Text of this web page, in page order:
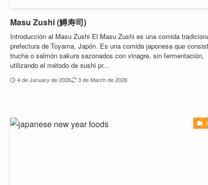
Masu Zushi (鱒寿司)
Introducción al Masu Zushi El Masu Zushi es una comida
prefectura de Toyama, Japón. Es una comida japonesa que
trucha o salmón sakura sazonados con vinagre, sin fermentación,
utilizando el método de sushi pr...
4 de January de 2026 3 de March de 2026